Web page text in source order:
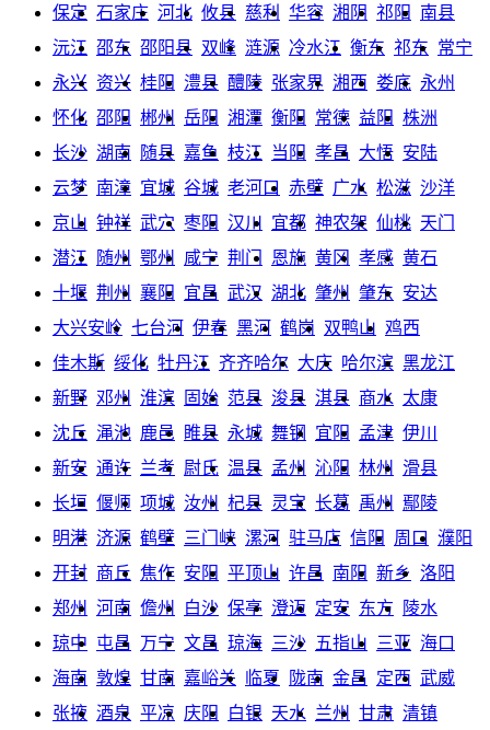
保定 石家庄 河北 攸县 慈利 华容 湘阴 祁阳
南县
沅江 邵东 邵阳县 双峰 涟源 冷水江 衡东 祁东 常宁
永兴 资兴 桂阳 澧县 醴陵 张家界 湘西 娄底 永州
怀化 邵阳 郴州 岳阳 湘潭 衡阳 常德 益阳 株洲
长沙 湖南 随县 嘉鱼 枝江 当阳 孝昌 大悟 安陆
云梦 南漳 宜城 谷城 老河口 赤壁 广水 松滋 沙洋
京山 钟祥 武穴 枣阳 汉川 宜都 神农架 仙桃 天门
潜江
随州 鄂州 咸宁 荆门 恩施 黄冈 孝感 黄石
十堰 荆州 襄阳 宜昌 武汉 湖北 肇州 肇东 安达
大兴安岭 七台河 伊春 黑河 鹤岗 双鸭山 鸡西
佳木斯 绥化 牡丹江 齐齐哈尔 大庆 哈尔滨 黑龙江
新野 邓州 淮滨 固始 范县 浚县 淇县 商水 太康
沈丘 渑池 鹿邑 睢县 永城 舞钢 宜阳 孟津 伊川
新安 通许 兰考 尉氏 温县 孟州 沁阳 林州
滑县
长垣 偃师 项城 汝州 杞县 灵宝 长葛 禹州
鄢陵
明港 济源 鹤壁 三门峡 漯河 驻马店 信阳 周口
濮阳
开封 商丘 焦作 安阳 平顶山 许昌 南阳 新乡 洛阳
郑州
河南 儋州 白沙 保亭 澄迈 定安 东方
陵水
琼中 屯昌 万宁 文昌 琼海 三沙 五指山 三亚 海口
海南 敦煌 甘南 嘉峪关 临夏 陇南 金昌 定西 武威
张掖 酒泉 平凉 庆阳 白银 天水 兰州 甘肃 清镇